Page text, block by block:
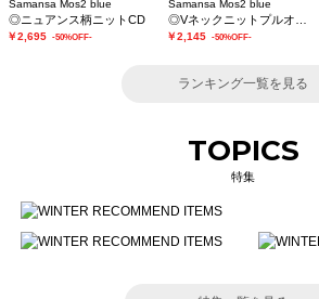
Samansa Mos2 blue
◎ニュアンス柄ニットCD
￥2,695 -50%OFF-
Samansa Mos2 blue
￥2,145 -50%OFF-
ランキング一覧を見る
TOPICS
特集